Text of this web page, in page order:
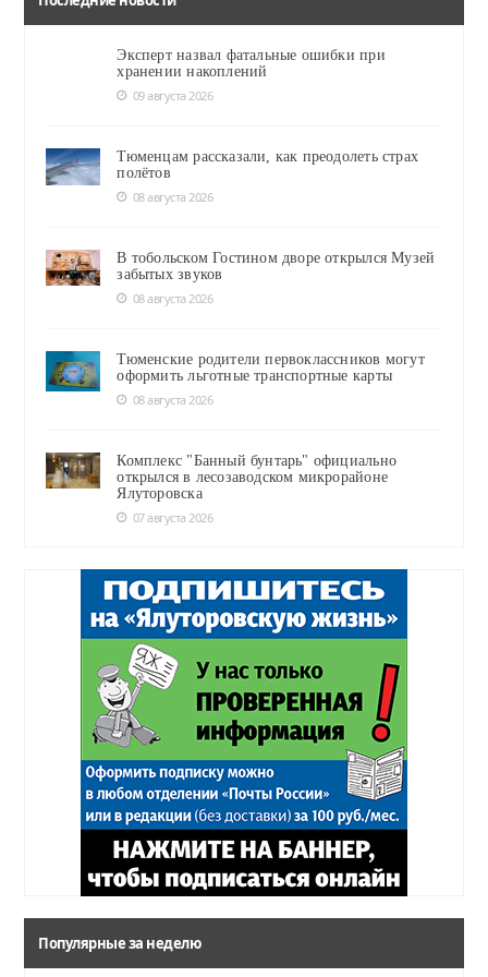
Эксперт назвал фатальные ошибки при
хранении накоплений
09 августа 2026
Тюменцам рассказали, как преодолеть страх
полётов
08 августа 2026
В тобольском Гостином дворе открылся Музей
забытых звуков
08 августа 2026
Тюменские родители первоклассников могут
оформить льготные транспортные карты
08 августа 2026
Комплекс "Банный бунтарь" официально
открылся в лесозаводском микрорайоне
Ялуторовска
07 августа 2026
Популярные за неделю